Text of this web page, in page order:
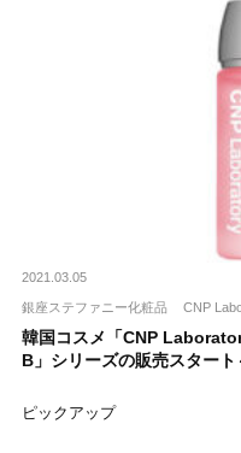
2021.03.05
銀座ステファニー化粧品 CNP
韓国コスメ「CNP
B」シリーズの販売スター
ピックアップ